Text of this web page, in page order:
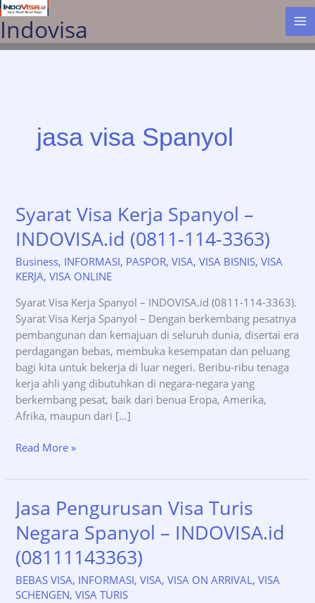
Lewati
ke
konten
Indovisa
jasa visa Spanyol
Syarat Visa Kerja Spanyol –
INDOVISA.id (0811-114-3363)
Business, INFORMASI, PASPOR,VISA,VISA BISNIS,VISA
KERJA,VISA ONLINE
Syarat Visa Kerja Spanyol – INDOVISA.id (0811-114-3363).
Syarat Visa Kerja Spanyol – Dengan berkembang pesatnya
pembangunan dan kemajuan di seluruh dunia, disertai era
perdagangan bebas, membuka kesempatan dan peluang
bagi kita untuk bekerja di luar negeri. Beribu-ribu tenaga
kerja ahli yang dibutuhkan di negara-negara yang
berkembang pesat, baik dari benua Eropa, Amerika,
Afrika, maupun dari […]
Syarat
Kerja
INDOVISA.id
(0811-
114-
3363)
Read More »
Jasa Pengurusan Visa Turis
Negara Spanyol – INDOVISA.id
(08111143363)
BEBAS VISA, INFORMASI,VISA,VISA ON ARRIVAL,VISA
SCHENGEN,VISA TURIS